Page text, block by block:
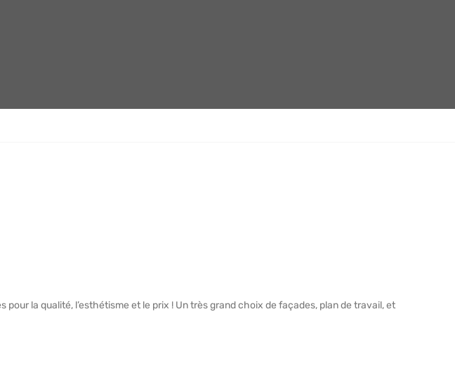
pour la qualité, l’esthétisme et le prix ! Un très grand choix de façades, plan de travail, et